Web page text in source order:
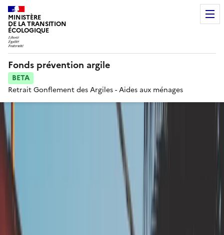
MINISTÈRE
DE LA TRANSITION
ÉCOLOGIQUE
Fonds prévention argile
BETA
Retrait Gonflement des Argiles - Aides aux ménages
Création d'un dispositif
simple d’infiltration des
eaux à la parcelle, à
déporter des fondations